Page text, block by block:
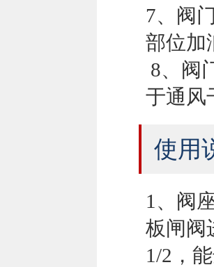
7、阀
部位加
8、阀
于通风
使用
1、阀
板闸阀
1/2，